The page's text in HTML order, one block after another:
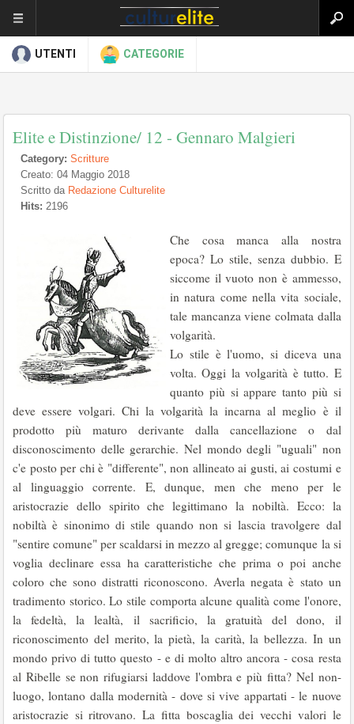
UTENTI CATEGORIE
Elite e Distinzione/ 12 - Gennaro Malgieri
Category: Scritture
Creato: 04 Maggio 2018
Scritto da Redazione Culturelite
Hits: 2196
Che cosa manca alla nostra
epoca? Lo stile, senza dubbio. E
siccome il vuoto non è ammesso,
in natura come nella vita sociale,
tale mancanza viene colmata dalla
volgarità.
Lo stile è l'uomo, si diceva una
volta. Oggi la volgarità è tutto. E
quanto più si appare tanto più si
deve essere volgari. Chi la volgarità la incarna al meglio è il
prodotto più maturo derivante dalla cancellazione o dal
disconoscimento delle gerarchie. Nel mondo degli "uguali" non
c'e posto per chi è "differente", non allineato ai gusti, ai costumi e
al linguaggio corrente. E, dunque, men che meno per le
aristocrazie dello spirito che legittimano la nobiltà. Ecco: la
nobiltà è sinonimo di stile quando non si lascia travolgere dal
"sentire comune" per scaldarsi in mezzo al gregge; comunque la si
voglia declinare essa ha caratteristiche che prima o poi anche
coloro che sono distratti riconoscono. Averla negata è stato un
tradimento storico. Lo stile comporta alcune qualità come l'onore,
la fedeltà, la lealtà, il sacrificio, la gratuità del dono, il
riconoscimento del merito, la pietà, la carità, la bellezza. In un
mondo privo di tutto questo - e di molto altro ancora - cosa resta
al Ribelle se non rifugiarsi laddove l'ombra e più fitta? Nel non-
luogo, lontano dalla modernità - dove si vive appartati - le nuove
aristocrazie si ritrovano. La ﬁtta boscaglia dei vecchi valori le